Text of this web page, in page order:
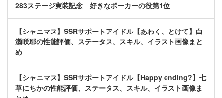
283ステージ実装記念 好きなポーカーの役第1位
【シャニマス】SSRサポートアイドル【あわく、とけて】白
瀬咲耶の性能評価、ステータス、スキル、イラスト画像まと
め
【シャニマス】SSRサポートアイドル【Happy ending?】七
草にちかの性能評価、ステータス、スキル、イラスト画像ま